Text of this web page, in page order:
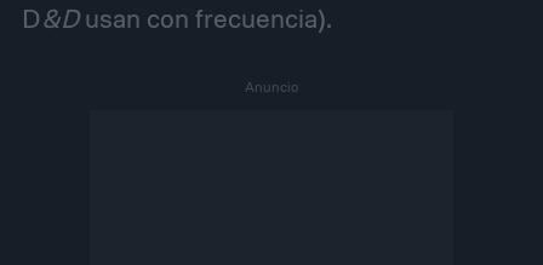
D&Dusan con frecuencia).